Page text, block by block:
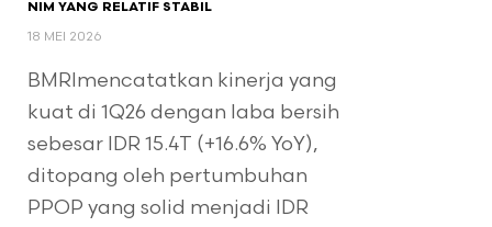
NIM YANG RELATIF STABIL
18 MEI 2026
BMRImencatatkan kinerja yang
kuat di 1Q26 dengan laba bersih
sebesar IDR 15.4T (+16.6% YoY),
ditopang oleh pertumbuhan
PPOP yang solid menjadi IDR